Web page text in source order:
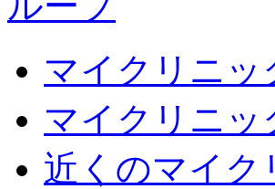
マイクリニッ
マイクリニッ
近くのマイク